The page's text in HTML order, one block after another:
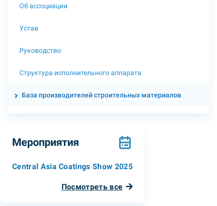
Об ассоциации
Устав
Руководство
Структура исполнительного аппарата
База производителей строительных материалов
Мероприятия
Central Asia Coatings Show 2025
Посмотреть все